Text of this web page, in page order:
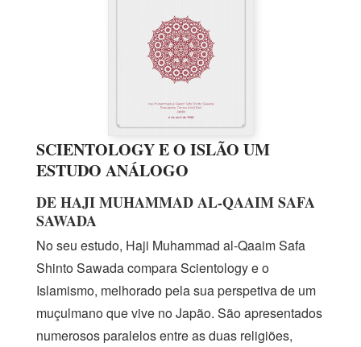
SCIENTOLOGY E O ISLÃO UM
ESTUDO ANÁLOGO
DE HAJI MUHAMMAD AL‑QAAIM SAFA
SAWADA
No seu estudo, Haji Muhammad al-QaaimSafa
Shinto Sawada compara Scientology e o
Islamismo, melhorado pela sua perspetiva de um
muçulmano que vive no Japão. São apresentados
numerosos paralelos entre as duas religiões,